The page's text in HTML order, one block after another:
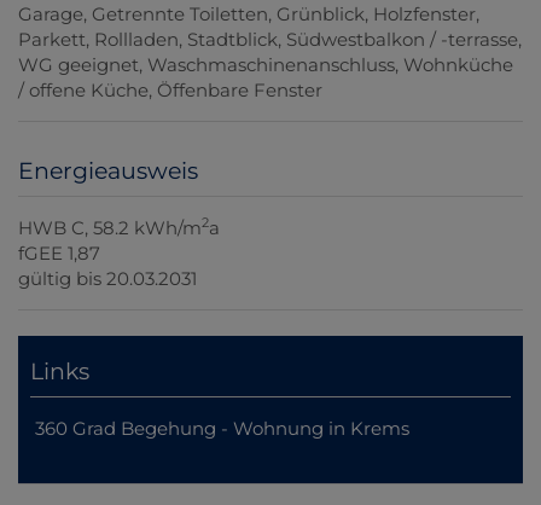
Garage Getrennte Toiletten Grünblick Holzfenster
Parkett Rollladen Stadtblick Südwestbalkon / -terrasse
WG geeignet Waschmaschinenanschluss Wohnküche
/ offene Küche Öffenbare Fenster
Energieausweis
HWB C, 58.2 kWh/m2a
fGEE 1,87
gültig bis 20.03.2031
Links
360 Grad Begehung - Wohnung in Krems